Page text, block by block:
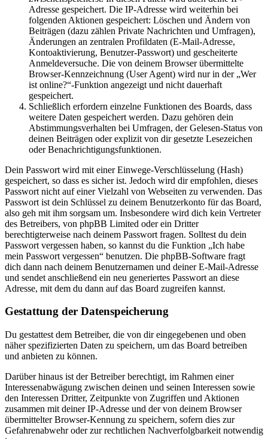
Adresse gespeichert. Die IP-Adresse wird weiterhin bei
folgenden Aktionen gespeichert: Löschen und Ändern von
Beiträgen (dazu zählen Private Nachrichten und Umfragen),
Änderungen an zentralen Profildaten (E-Mail-Adresse,
Kontoaktivierung, Benutzer-Passwort) und gescheiterte
Anmeldeversuche. Die von deinem Browser übermittelte
Browser-Kennzeichnung (User Agent) wird nur in der „Wer
ist online?“-Funktion angezeigt und nicht dauerhaft
gespeichert.
Schließlich erfordern einzelne Funktionen des Boards, dass
weitere Daten gespeichert werden. Dazu gehören dein
Abstimmungsverhalten bei Umfragen, der Gelesen-Status von
deinen Beiträgen oder explizit von dir gesetzte Lesezeichen
oder Benachrichtigungsfunktionen.
Dein Passwort wird mit einer Einwege-Verschlüsselung (Hash)
gespeichert, so dass es sicher ist. Jedoch wird dir empfohlen, dieses
Passwort nicht auf einer Vielzahl von Webseiten zu verwenden. Das
Passwort ist dein Schlüssel zu deinem Benutzerkonto für das Board,
also geh mit ihm sorgsam um. Insbesondere wird dich kein Vertreter
des Betreibers, von phpBB Limited oder ein Dritter
berechtigterweise nach deinem Passwort fragen. Solltest du dein
Passwort vergessen haben, so kannst du die Funktion „Ich habe
mein Passwort vergessen“ benutzen. Die phpBB-Software fragt
dich dann nach deinem Benutzernamen und deiner E-Mail-Adresse
und sendet anschließend ein neu generiertes Passwort an diese
Adresse, mit dem du dann auf das Board zugreifen kannst.
Gestattung der Datenspeicherung
Du gestattest dem Betreiber, die von dir eingegebenen und oben
näher spezifizierten Daten zu speichern, um das Board betreiben
und anbieten zu können.
Darüber hinaus ist der Betreiber berechtigt, im Rahmen einer
Interessenabwägung zwischen deinen und seinen Interessen sowie
den Interessen Dritter, Zeitpunkte von Zugriffen und Aktionen
zusammen mit deiner IP-Adresse und der von deinem Browser
übermittelter Browser-Kennung zu speichern, sofern dies zur
Gefahrenabwehr oder zur rechtlichen Nachverfolgbarkeit notwendig